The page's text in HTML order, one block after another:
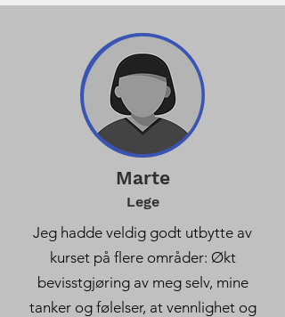
Marte
Lege
Jeg hadde veldig godt utbytte av
kurset på flere områder: Økt
bevisstgjøring av meg selv, mine
tanker og følelser, at vennlighet og